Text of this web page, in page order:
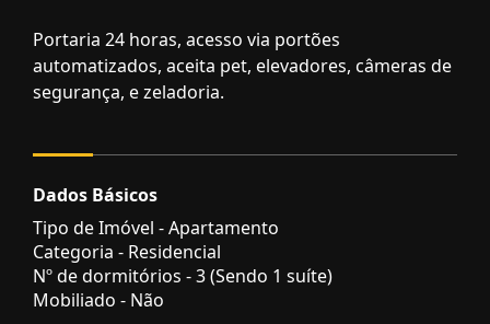
Portaria 24 horas, acesso via portões
automatizados, aceita pet, elevadores, câmeras de
segurança, e zeladoria.
Dados Básicos
Tipo de Imóvel - Apartamento
Categoria - Residencial
Nº de dormitórios - 3 (Sendo 1 suíte)
Mobiliado - Não